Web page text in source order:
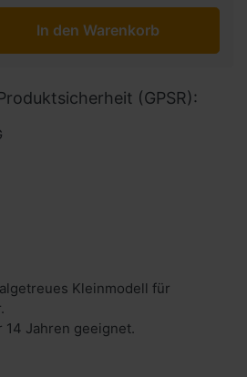
In den Warenkorb
(GPSR):
Kleinmodell für
Jahren geeignet.